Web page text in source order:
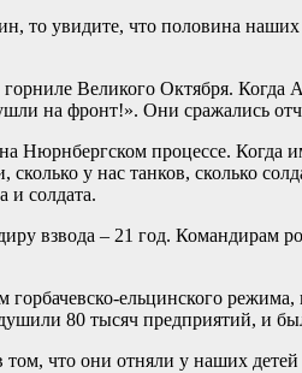
то увидите, что половина
горниле Великого Октября.
на фронт!». Они сражались
Нюрнбергском процессе. Когда
у нас танков, сколько
и солдата.
взвода – 21 год. Командирам
ельцинского режима,
80 тысяч предприятий, и
что они отняли у наших